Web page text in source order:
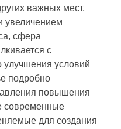
важных мест.
увеличением
сфера
с
улучшения условий
подробно
повышения
современные
для создания